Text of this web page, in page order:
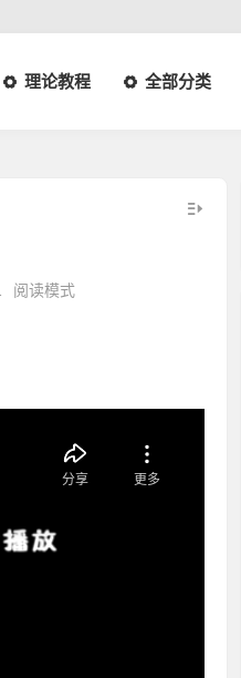
理论教程 全部分类
阅读模式